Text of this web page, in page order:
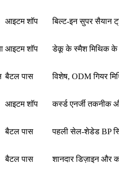
आइटम शॉप बिल्ट-इन सुपर सैयान
आइटम शॉप डेकू के स्मैश मिथिक के
बैटल पास विशेष, ODM गियर
आइटम शॉप कर्स्ड एनर्जी तकनीक
बैटल पास पहली सेल-शेडेड BP
बैटल पास शानदार डिज़ाइन और